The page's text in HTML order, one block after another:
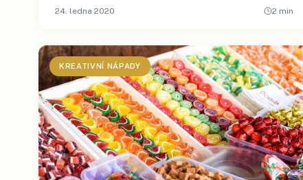
24. ledna 2020 2 min
KREATIVNÍ NÁPADY